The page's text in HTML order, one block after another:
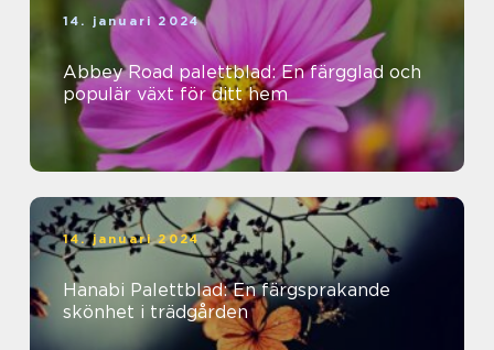
14. januari 2024
Abbey Road palettblad: En färgglad och
populär växt för ditt hem
14. januari 2024
Hanabi Palettblad: En färgsprakande
skönhet i trädgården